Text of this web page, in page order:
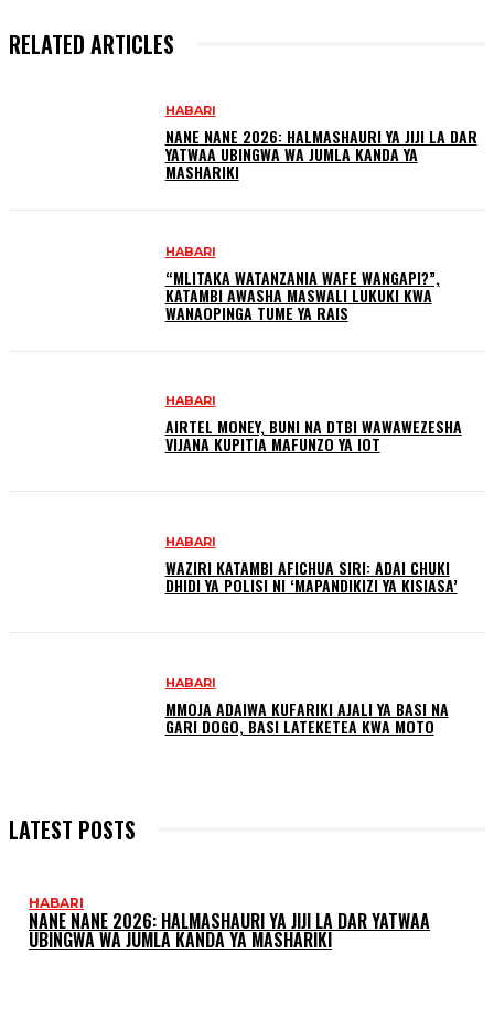
RELATED ARTICLES
HABARI
NANE NANE 2026: HALMASHAURI YA JIJI LA DAR
YATWAA UBINGWA WA JUMLA KANDA YA
MASHARIKI
HABARI
“MLITAKA WATANZANIA WAFE WANGAPI?”,
KATAMBI AWASHA MASWALI LUKUKI KWA
WANAOPINGA TUME YA RAIS
HABARI
AIRTEL MONEY, BUNI NA DTBI WAWAWEZESHA
VIJANA KUPITIA MAFUNZO YA IOT
HABARI
WAZIRI KATAMBI AFICHUA SIRI: ADAI CHUKI
DHIDI YA POLISI NI ‘MAPANDIKIZI YA KISIASA’
HABARI
MMOJA ADAIWA KUFARIKI AJALI YA BASI NA
GARI DOGO, BASI LATEKETEA KWA MOTO
LATEST POSTS
HABARI
NANE NANE 2026: HALMASHAURI YA JIJI LA DAR YATWAA
UBINGWA WA JUMLA KANDA YA MASHARIKI